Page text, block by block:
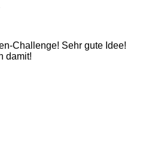
Challenge! Sehr gute Idee!
damit!